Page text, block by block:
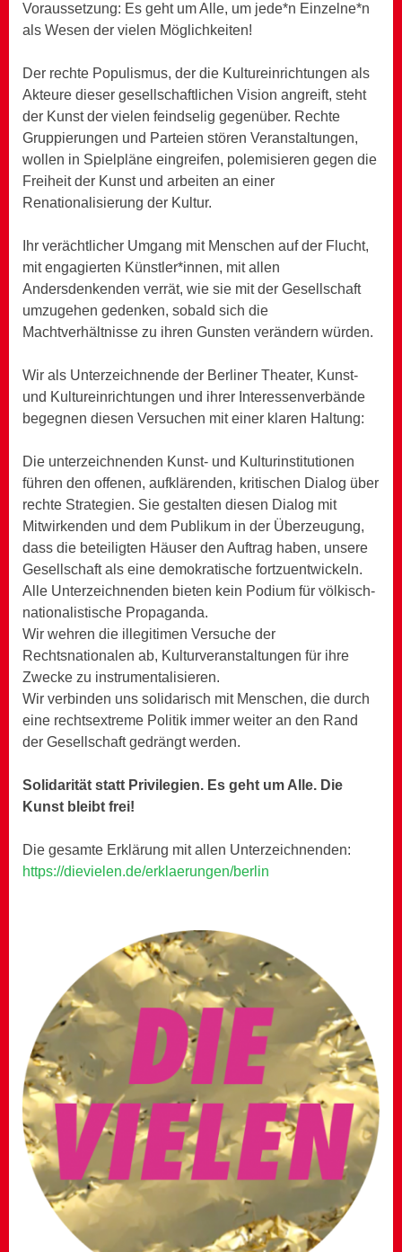
Voraussetzung: Es geht um Alle, um jede*n Einzelne*n
als Wesen der vielen Möglichkeiten!
Der rechte Populismus, der die Kultureinrichtungen als
Akteure dieser gesellschaftlichen Vision angreift, steht
der Kunst der vielen feindselig gegenüber. Rechte
Gruppierungen und Parteien stören Veranstaltungen,
wollen in Spielpläne eingreifen, polemisieren gegen die
Freiheit der Kunst und arbeiten an einer
Renationalisierung der Kultur.
Ihr verächtlicher Umgang mit Menschen auf der Flucht,
mit engagierten Künstler*innen, mit allen
Andersdenkenden verrät, wie sie mit der Gesellschaft
umzugehen gedenken, sobald sich die
Machtverhältnisse zu ihren Gunsten verändern würden.
Wir als Unterzeichnende der Berliner Theater, Kunst-
und Kultureinrichtungen und ihrer Interessenverbände
begegnen diesen Versuchen mit einer klaren Haltung:
Die unterzeichnenden Kunst- und Kulturinstitutionen
führen den offenen, aufklärenden, kritischen Dialog über
rechte Strategien. Sie gestalten diesen Dialog mit
Mitwirkenden und dem Publikum in der Überzeugung,
dass die beteiligten Häuser den Auftrag haben, unsere
Gesellschaft als eine demokratische fortzuentwickeln.
Alle Unterzeichnenden bieten kein Podium für völkisch-
nationalistische Propaganda.
Wir wehren die illegitimen Versuche der
Rechtsnationalen ab, Kulturveranstaltungen für ihre
Zwecke zu instrumentalisieren.
Wir verbinden uns solidarisch mit Menschen, die durch
eine rechtsextreme Politik immer weiter an den Rand
der Gesellschaft gedrängt werden.
Solidarität statt Privilegien. Es geht um Alle. Die
Kunst bleibt frei!
Die gesamte Erklärung mit allen Unterzeichnenden:
https://dievielen.de/erklaerungen/berlin